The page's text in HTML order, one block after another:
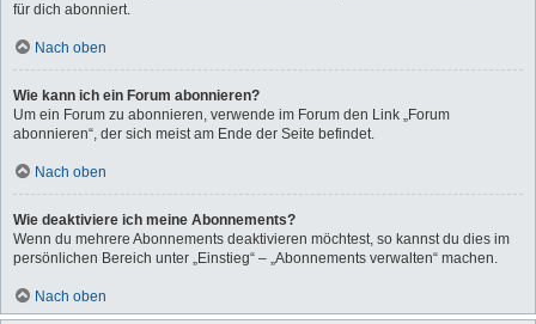
für dich abonniert.
Nach oben
Wie kann ich ein Forum abonnieren?
Um ein Forum zu abonnieren, verwende im Forum den Link „Forum
abonnieren“, der sich meist am Ende der Seite befindet.
Nach oben
Wie deaktiviere ich meine Abonnements?
Wenn du mehrere Abonnements deaktivieren möchtest, so kannst du dies im
persönlichen Bereich unter „Einstieg“ – „Abonnements verwalten“ machen.
Nach oben